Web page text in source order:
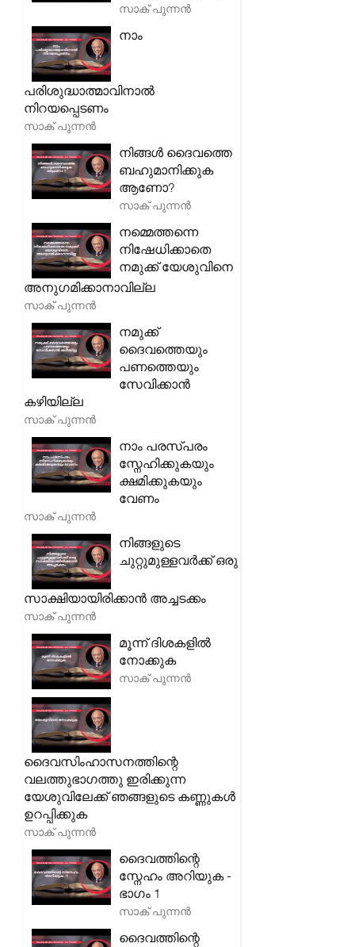
സാക് പുന്നൻ
നാം
പരിശുദ്ധാത്മാവിനാൽ
നിറയപ്പെടണം
സാക് പുന്നൻ
നിങ്ങൾ ദൈവത്തെ
ബഹുമാനിക്കുക
ആണോ?
സാക് പുന്നൻ
നമ്മെത്തന്നെ
നിഷേധിക്കാതെ
നമുക്ക് യേശുവിനെ
അനുഗമിക്കാനാവില്ല
സാക് പുന്നൻ
നമുക്ക്
ദൈവത്തെയും
പണത്തെയും
സേവിക്കാൻ
കഴിയില്ല
സാക് പുന്നൻ
നാം പരസ്പരം
സ്നേഹിക്കുകയും
ക്ഷമിക്കുകയും
വേണം
സാക് പുന്നൻ
നിങ്ങളുടെ
ചുറ്റുമുള്ളവർക്ക് ഒരു
സാക്ഷിയായിരിക്കാൻ അച്ചടക്കം
സാക് പുന്നൻ
മൂന്ന് ദിശകളിൽ
നോക്കുക
സാക് പുന്നൻ
ദൈവസിംഹാസനത്തിന്റെ
വലത്തുഭാഗത്തു ഇരിക്കുന്ന
യേശുവിലേക്ക് ഞങ്ങളുടെ കണ്ണുകൾ
ഉറപ്പിക്കുക
സാക് പുന്നൻ
ദൈവത്തിന്റെ
സ്നേഹം അറിയുക -
ഭാഗം 1
സാക് പുന്നൻ
ദൈവത്തിന്റെ